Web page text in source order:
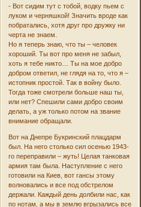
- Вот сидим тут с тобой, водку пьем с
луком и черняшкой! Значить вроде как
побратались, хотя друг про дружку ни
черта не знаем.
Но я теперь знаю, что ты – человек
хороший. Ты вот про меня не забыл,
хоть я тебе никто… Ты на мое добро
добром ответил, не глядя на то, что я –
истопник простой. Так в войну было.
Тогда тоже смотрели больше наш ты,
или нет? Спешили сами добро своим
делать, а уж только потом на звание
внимание обращали.
Вот на Днепре Букринский плацдарм
был. На него столько сил осенью 1943-
го переправили – жуть! Целая танковая
армия там была. Наступление с него
готовили на Киев, вот гансы этому
волновались и все под обстрелом
держали. Каждый день долбили нас, как
по нотам, а мы в землю вгрызались все